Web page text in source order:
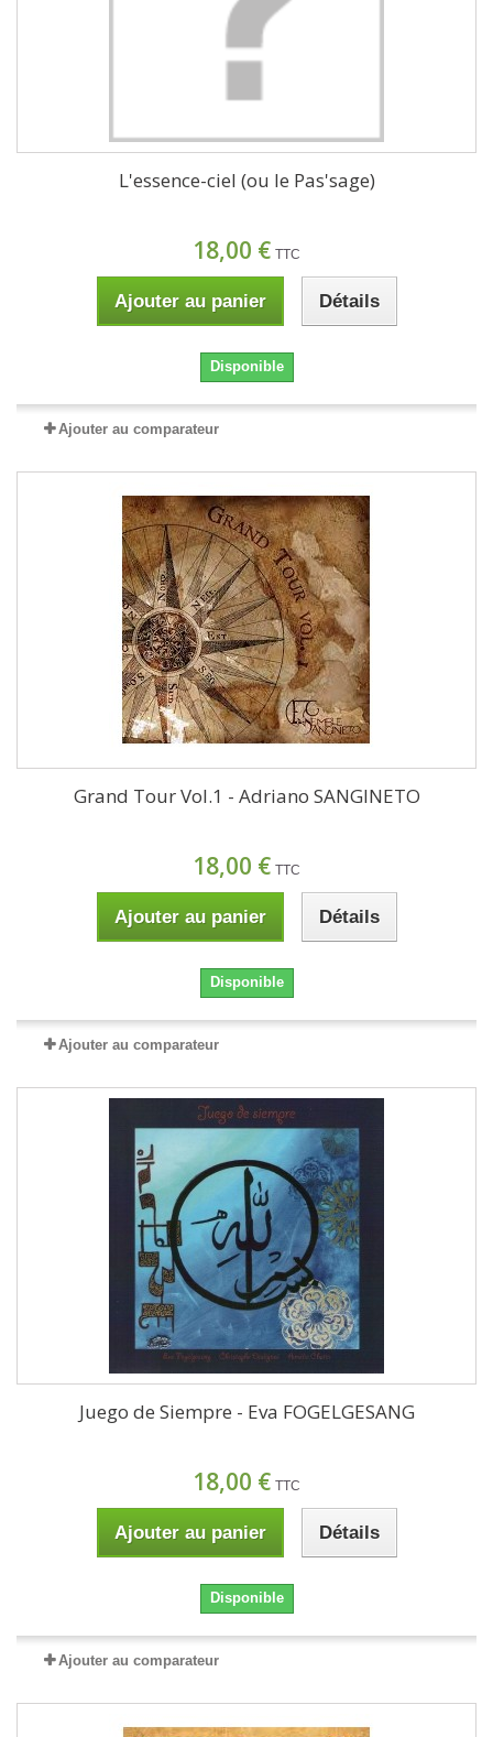
L'essence-ciel (ou le Pas'sage)
18,00 € TTC
Ajouter au panier Détails
Disponible
Ajouter au comparateur
Grand Tour Vol.1 - Adriano SANGINETO
18,00 € TTC
Ajouter au panier Détails
Disponible
Ajouter au comparateur
Juego de Siempre - Eva FOGELGESANG
18,00 € TTC
Ajouter au panier Détails
Disponible
Ajouter au comparateur